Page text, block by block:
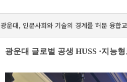
광운대, 인문사회와 기술의 경계를 허문 융합
광운대 글로벌 공생 HUSS ·지능